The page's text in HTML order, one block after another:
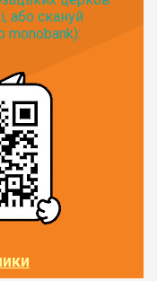
або скануй
monobank):